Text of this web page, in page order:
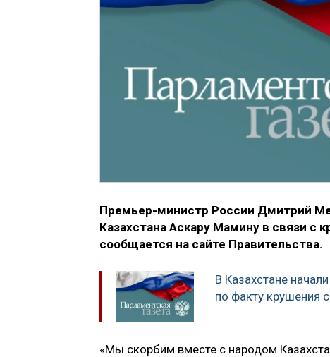
Премьер-министр России Дмитрий
Казахстана Аскару Мамину в связи
сообщается на сайте Правительства.
В Казахстане
по факту крушения
«Мы скорбим вместе с народом